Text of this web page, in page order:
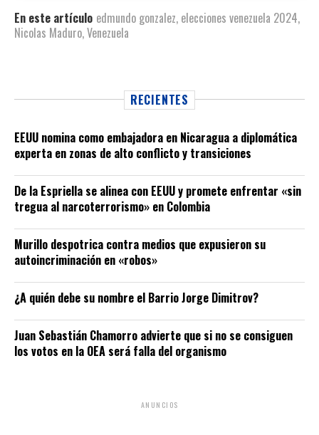
En este artículo edmundo gonzalez, elecciones venezuela 2024,
Nicolas Maduro,Venezuela
RECIENTES
EEUU nomina como embajadora en Nicaragua a diplomática
experta en zonas de alto conflicto y transiciones
De la Espriella se alinea con EEUU y promete enfrentar «sin
tregua al narcoterrorismo» en Colombia
Murillo despotrica contra medios que expusieron su
autoincriminación en «robos»
¿A quién debe su nombre el Barrio Jorge Dimitrov?
Juan Sebastián Chamorro advierte que si no se consiguen
los votos en la OEA será falla del organismo
ANUNCIOS